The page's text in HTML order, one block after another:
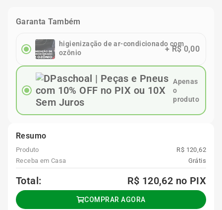
Garanta Também
higienização de ar-condicionado com
ozônio
+R$ 0,00
Apenas
o
produto
Resumo
Produto
R$ 120,62
Receba em Casa
Grátis
Total: R$ 120,62 no PIX
COMPRAR AGORA